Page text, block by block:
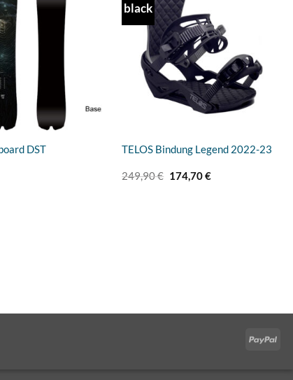
DST
black
TELOS Bindung Legend 2022-23
249,90€ Ursprünglicher
174,70€Aktueller